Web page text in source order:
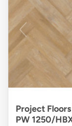
Project
PW 1250/